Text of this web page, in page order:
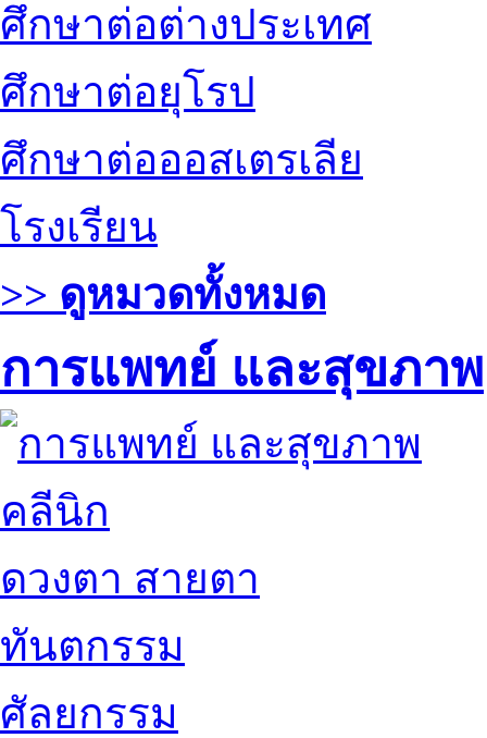
ศึกษาต่อต่างประเทศ
ศึกษาต่อยุโรป
ศึกษาต่อออสเตรเลีย
โรงเรียน
>> ดูหมวดทั้งหมด
การแพทย์ และสุขภาพ
คลีนิก
ดวงตา สายตา
ทันตกรรม
ศัลยกรรม